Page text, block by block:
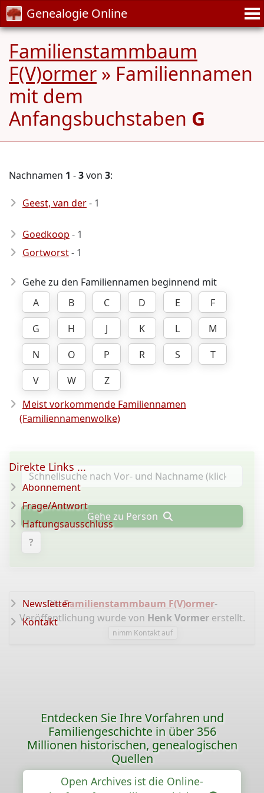
Genealogie Online
Familienstammbaum
F(V)ormer » Familiennamen
mit dem
Anfangsbuchstaben G
Nachnamen 1 -3von 3:
Geest, van der- 1
Goedkoop - 1
Gortworst- 1
Gehe zu den Familiennamen beginnend mit
A
B C D E
F
G
H J K L
M
N
O P R S
T
V
W
Z
Meist vorkommende Familiennamen
(Familiennamenwolke)
Gehe zu Person
?
DieFamilienstammbaum F(V)ormer-
Veröffentlichung wurde von Henk Vormererstellt.
nimm Kontakt auf
Direkte Links ...
Abonnement
Frage/Antwort
Haftungsausschluss
Newsletter
Kontakt
Entdecken Sie Ihre Vorfahren und
Familiengeschichte in über 356
Millionen historischen, genealogischen
Quellen
Open Archives ist die Online-